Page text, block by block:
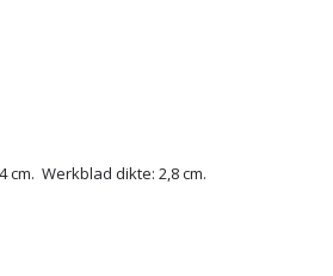
cm. Werkblad dikte: 2,8 cm.